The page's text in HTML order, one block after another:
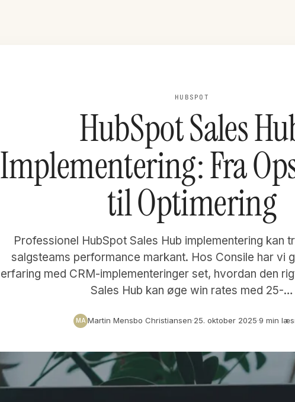
HUBSPOT
HubSpot Sales
Implementering: Fra
til Optimering
Professionel HubSpot Sales Hub implementering kan
salgsteams performance markant. Hos Consile har vi
erfaring med CRM-implementeringer set, hvordan den
Sales Hub kan øge win rates med 25-…
MA Martin Mensbo Christiansen·25. oktober 2025·9 min